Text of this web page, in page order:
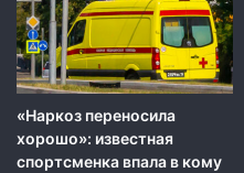
«Наркоз переносила
хорошо»: известная
спортсменка впала в кому